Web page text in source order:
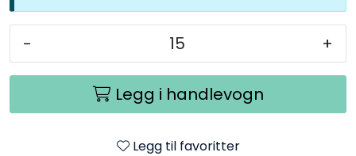
- +
Legg i handlevogn
Legg til favoritter